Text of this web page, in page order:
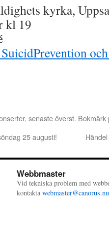
kyrka,
kl 19
senaste överst. Bokmärk
25 augusti!
Webbmaster
Vid tekniska problem med
kontakta